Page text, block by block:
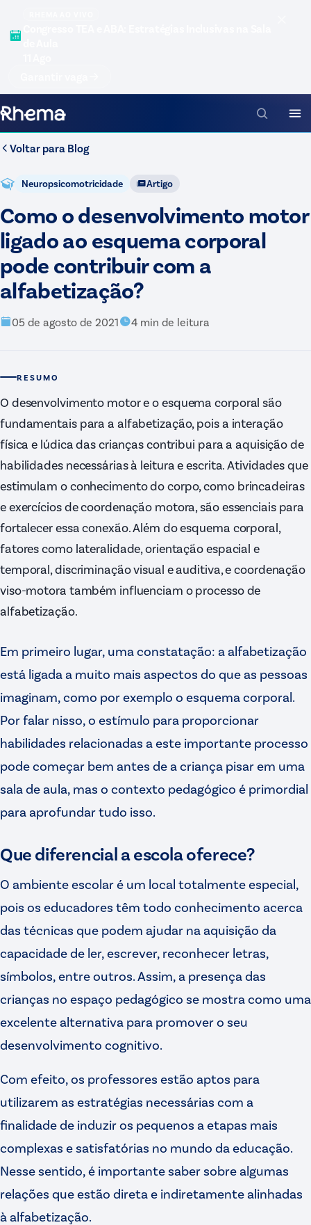
Voltar para Blog
Neuropsicomotricidade Artigo
Como o desenvolvimento motor
ligado ao esquema corporal
pode contribuir com a
alfabetização?
05 de agosto de 2021 4 min de leitura
RESUMO
O desenvolvimento motor e o esquema corporal são
fundamentais para a alfabetização, pois a interação
física e lúdica das crianças contribui para a aquisição de
habilidades necessárias à leitura e escrita. Atividades que
estimulam o conhecimento do corpo, como brincadeiras
e exercícios de coordenação motora, são essenciais para
fortalecer essa conexão. Além do esquema corporal,
fatores como lateralidade, orientação espacial e
temporal, discriminação visual e auditiva, e coordenação
viso-motora também influenciam o processo de
alfabetização.
Em primeiro lugar, uma constatação: a alfabetização
está ligada a muito mais aspectos do que as pessoas
imaginam, como por exemplo o esquema corporal.
Por falar nisso, o estímulo para proporcionar
habilidades relacionadas a este importante processo
pode começar bem antes de a criança pisar em uma
sala de aula, mas o contexto pedagógico é primordial
para aprofundar tudo isso.
Que diferencial a escola oferece?
O ambiente escolar é um local totalmente especial,
pois os educadores têm todo conhecimento acerca
das técnicas que podem ajudar na aquisição da
capacidade de ler, escrever, reconhecer letras,
símbolos, entre outros. Assim, a presença das
crianças no espaço pedagógico se mostra como uma
excelente alternativa para promover o seu
desenvolvimento cognitivo.
Com efeito, os professores estão aptos para
utilizarem as estratégias necessárias com a
finalidade de induzir os pequenos a etapas mais
complexas e satisfatórias no mundo da educação.
Nesse sentido, é importante saber sobre algumas
relações que estão direta e indiretamente alinhadas
à alfabetização.